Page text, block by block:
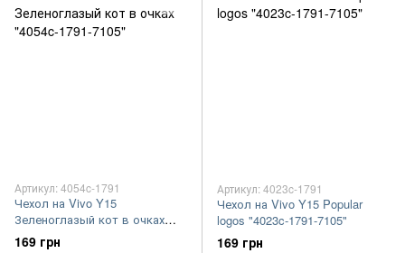
Артикул: 4054c-1791
Чехол на Vivo Y15
Зеленоглазый кот в очках
"4054c-1791-7105"
169 грн
Артикул: 4023c-1791
Чехол на Vivo Y15 Popular
logos "4023c-1791-7105"
169 грн